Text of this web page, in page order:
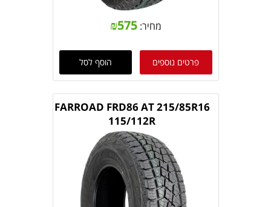
מחיר: ₪575
פרטים נוספים הוסף לסל
FARROAD FRD86 AT 215/85R16
115/112R